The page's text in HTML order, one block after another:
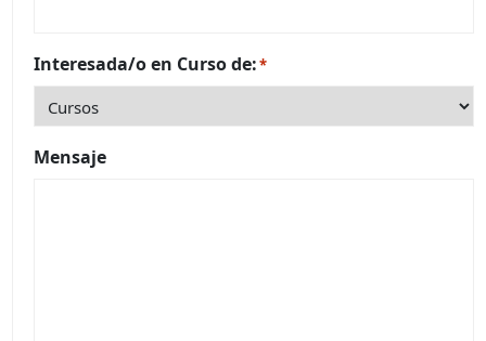
Interesada/o en Curso de:*
Mensaje